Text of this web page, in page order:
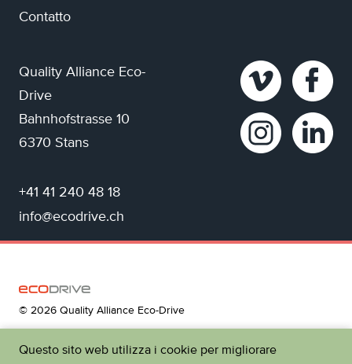
Questo sito web utilizza i cookie per migliorare
Contatto
Quality Alliance Eco-
Drive
Bahnhofstrasse 10
6370 Stans
+41 41 240 48 18
info@ecodrive.ch
© 2026 Quality Alliance Eco-Drive